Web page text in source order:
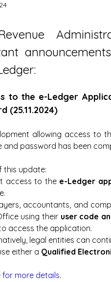
to the e-Ledger
(25.11.2024)
allowing access to
and password has been
this update:
access to the e-Ledger
accountants, and
using their user code
access the application.
legal entities can
either a Qualified
for more details.